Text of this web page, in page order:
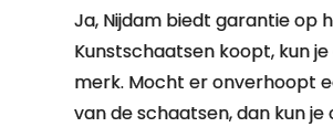
Ja, Nijdam biedt garantie op
Kunstschaatsen koopt, kun
merk. Mocht er onverhoopt
van de schaatsen, dan kun